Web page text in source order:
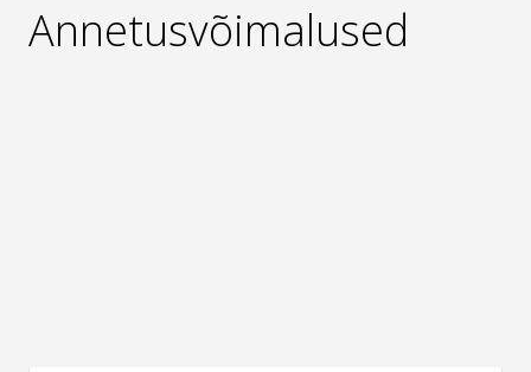
Annetusvõimalused